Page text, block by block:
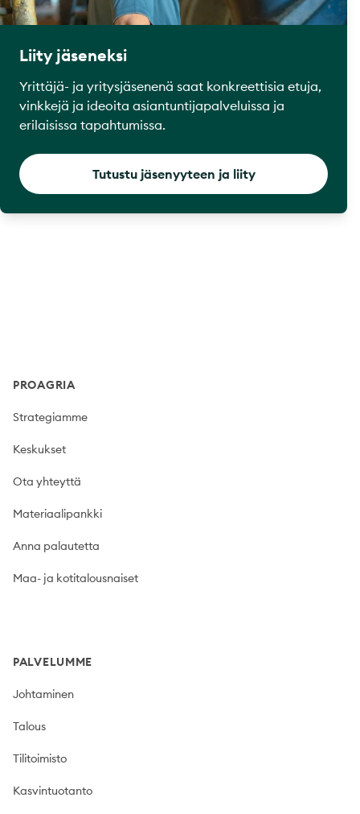
Liity jäseneksi
Yrittäjä- ja yritysjäsenenä saat konkreettisia etuja,
vinkkejä ja ideoita asiantuntijapalveluissa ja
erilaisissa tapahtumissa.
Tutustu jäsenyyteen ja liity
PROAGRIA
Strategiamme
Keskukset
Ota yhteyttä
Materiaalipankki
Anna palautetta
Maa- ja kotitalousnaiset
PALVELUMME
Johtaminen
Talous
Tilitoimisto
Kasvintuotanto